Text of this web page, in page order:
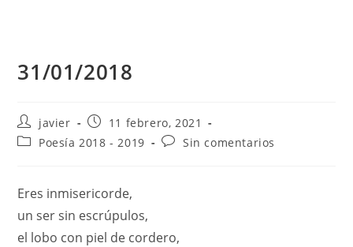
31/01/2018
javier
11 febrero, 2021
Poesía 2018 - 2019
Sin comentarios
Eres inmisericorde,
un ser sin escrúpulos,
el lobo con piel de cordero,